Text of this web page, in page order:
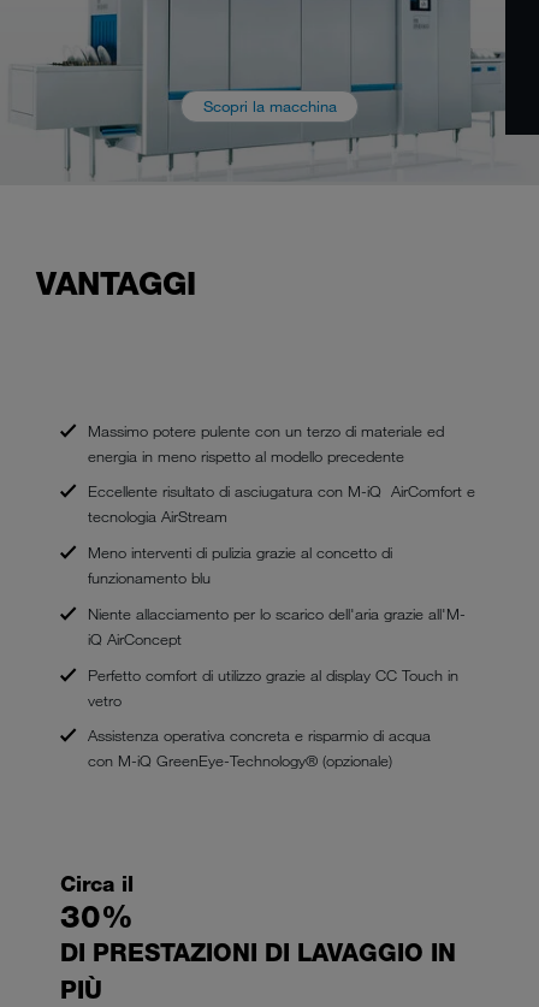
Scopri la macchina
VANTAGGI
Massimo potere pulente con un terzo di materiale ed
energia in meno rispetto al modello precedente
Eccellente risultato di asciugatura con M-iQ AirComfort e
tecnologia AirStream
Meno interventi di pulizia grazie al concetto di
funzionamento blu
Niente allacciamento per lo scarico dell'aria grazie all'M-
iQ AirConcept
Perfetto comfort di utilizzo grazie al display CC Touch in
vetro
Assistenza operativa concreta e risparmio di acqua
con M-iQ GreenEye-Technology® (opzionale)
Circa il
30%
DI PRESTAZIONI DI LAVAGGIO IN
PIÙ